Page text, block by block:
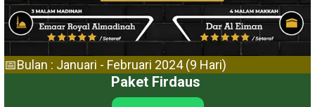
📅Bulan : Januari - Februari 2024 (9 Hari)
Paket Firdaus